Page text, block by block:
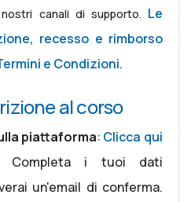
canali di supporto. Le
recesso e rimborso
e Condizioni.
al corso
piattaforma: Clicca qui
Completa i tuoi dati
un'email di conferma.